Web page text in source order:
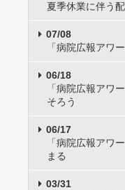
夏季休業に伴う
07/08
「病院広報アワ
06/18
「病院広報アワ
そろう
06/17
「病院広報アワ
まる
03/31